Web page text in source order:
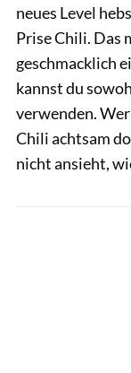
neues Level
Prise Chili. Das
geschmacklich
kannst du
verwenden.
Chili achtsam
nicht ansieht,